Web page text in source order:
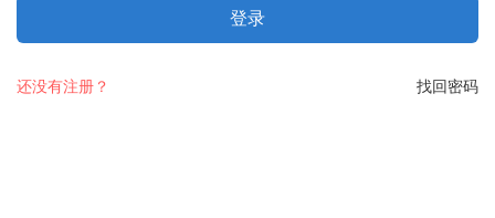
登录
找回密码
还没有注册？